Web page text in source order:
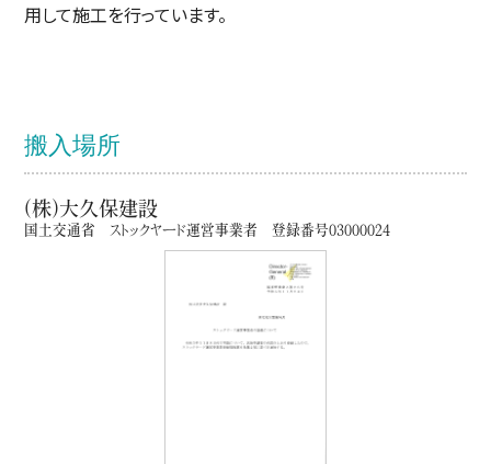
用して施工を行っています。
搬入場所
(株)大久保建設
国土交通省 ストックヤード運営事業者 登録番号03000024